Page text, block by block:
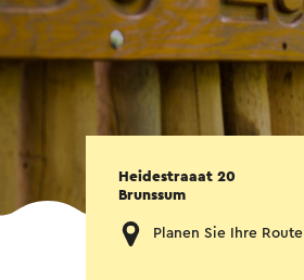
Heidestraaat 20
Brunssum
Planen Sie Ihre Route